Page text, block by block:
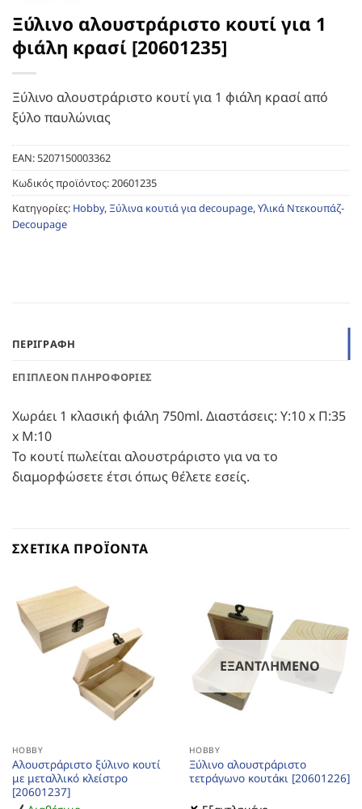
Ξύλινο αλουστράριστο κουτί για 1
φιάλη κρασί [20601235]
Ξύλινο αλουστράριστο κουτί για 1 φιάλη κρασί από
ξύλο παυλώνιας
EAN:5207150003362
Κωδικός προϊόντος:20601235
Κατηγορίες: Hobby,Ξύλινα κουτιά για decoupage,Υλικά Ντεκουπάζ-
Decoupage
ΠΕΡΙΓΡΑΦΉ
ΕΠΙΠΛΈΟΝ ΠΛΗΡΟΦΟΡΊΕΣ
Χωράει 1 κλασική φιάλη 750ml. Διαστάσεις: Υ:10 x Π:35
x Μ:10
Το κουτί πωλείται αλουστράριστο για να το
διαμορφώσετε έτσι όπως θέλετε εσείς.
ΣΧΕΤΙΚΆ ΠΡΟΪΌΝΤΑ
HOBBY
Αλουστράριστο ξύλινο κουτί
με μεταλλικό κλείστρο
[20601237]
ΕΞΑΝΤΛΗΜΈΝΟ
HOBBY
Ξύλινο αλουστράριστο
τετράγωνο κουτάκι [20601226]